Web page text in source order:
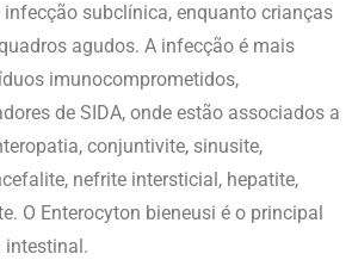
infecção subclínica, enquanto crianças
agudos. A infecção é mais
imunocomprometidos,
de SIDA, onde estão associados a
conjuntivite, sinusite,
nefrite intersticial, hepatite,
O Enterocyton bieneusi é o principal
intestinal.